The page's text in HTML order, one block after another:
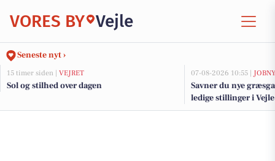
VORES BY Vejle
Seneste nyt ›
15 timer siden | VEJRET
Sol og stilhed over dagen
07-08-2026 10:55 |
Savner du nye
ledige stillinger i